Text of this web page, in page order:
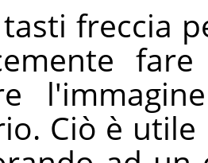
tasti freccia
Ciò è